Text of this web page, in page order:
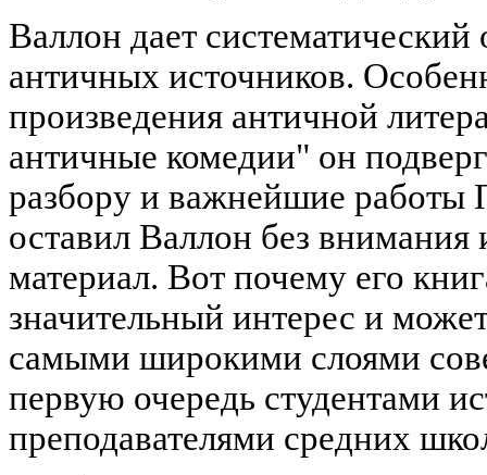
Валлон дает
античных источников.
произведения античной
античные комедии" он
разбору и важнейшие работы
оставил Валлон без внимания
материал. Вот почему его
значительный интерес и
самыми широкими слоями
первую очередь студентами
преподавателями средних